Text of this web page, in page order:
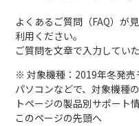
よくあるご質問（FAQ）が
利用ください。
ご質問を文章で入力してい
※ 対象機種：2019年冬発売
パソコンなどで、対象機種
トページの製品別サポート
このページの先頭へ